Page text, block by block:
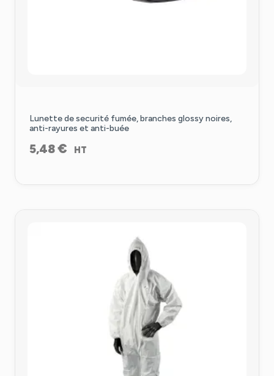
Lunette de securité fumée, branches glossy noires,
anti-rayures et anti-buée
5,48€ HT